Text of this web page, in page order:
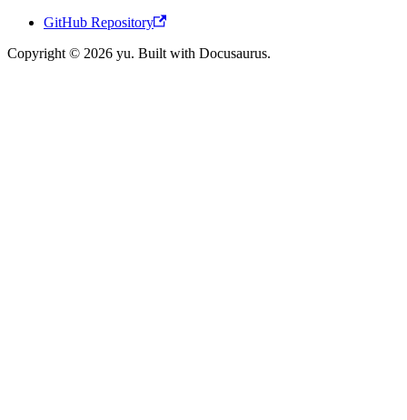
GitHub Repository
Copyright © 2026 yu. Built with Docusaurus.